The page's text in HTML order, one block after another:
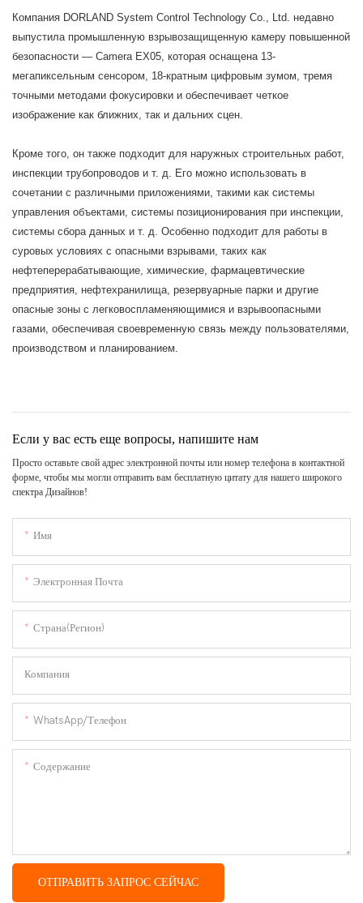
Компания DORLAND System Control Technology Co., Ltd. недавно
выпустила промышленную взрывозащищенную камеру повышенной
безопасности — Camera EX05, которая оснащена 13-
мегапиксельным сенсором, 18-кратным цифровым зумом, тремя
точными методами фокусировки и обеспечивает четкое
изображение как ближних, так и дальних сцен.
Кроме того, он также подходит для наружных строительных работ,
инспекции трубопроводов и т. д. Его можно использовать в
сочетании с различными приложениями, такими как системы
управления объектами, системы позиционирования при инспекции,
системы сбора данных и т. д. Особенно подходит для работы в
суровых условиях с опасными взрывами, таких как
нефтеперерабатывающие, химические, фармацевтические
предприятия, нефтехранилища, резервуарные парки и другие
опасные зоны с легковоспламеняющимися и взрывоопасными
газами, обеспечивая своевременную связь между пользователями,
производством и планированием.
Если у вас есть еще вопросы, напишите нам
Просто оставьте свой адрес электронной почты или номер телефона в контактной
форме, чтобы мы могли отправить вам бесплатную цитату для нашего широкого
спектра Дизайнов!
Имя
Электронная Почта
Страна(регион)
Компания
WhatsApp/Телефон
Содержание
ОТПРАВИТЬ ЗАПРОС СЕЙЧАС